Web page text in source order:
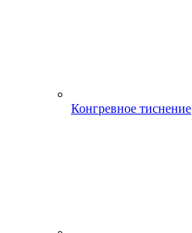
Конгревное тиснение